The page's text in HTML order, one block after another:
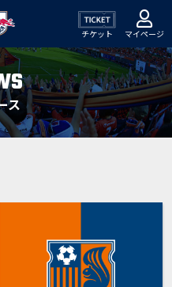
チケット マイページ
ス